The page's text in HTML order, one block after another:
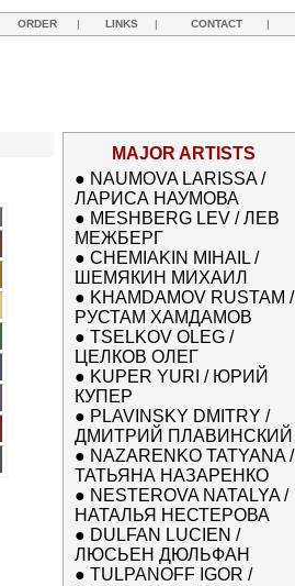
ORDER | LINKS | CONTACT |
MAJOR ARTISTS
● NAUMOVA LARISSA /
ЛАРИСА НАУМОВА
● MESHBERG LEV / ЛЕВ
МЕЖБЕРГ
● CHEMIAKIN MIHAIL /
ШЕМЯКИН МИХАИЛ
● KHAMDAMOV RUSTAM /
РУСТАМ ХАМДАМОВ
● TSELKOV OLEG /
ЦЕЛКОВ ОЛЕГ
● KUPER YURI / ЮРИЙ
КУПЕР
● PLAVINSKY DMITRY /
ДМИТРИЙ ПЛАВИНСКИЙ
● NAZARENKO TATYANA /
ТАТЬЯНА НАЗАРЕНКО
● NESTEROVA NATALYA /
НАТАЛЬЯ НЕСТЕРОВА
● DULFAN LUCIEN /
ЛЮСЬЕН ДЮЛЬФАН
● TULPANOFF IGOR /